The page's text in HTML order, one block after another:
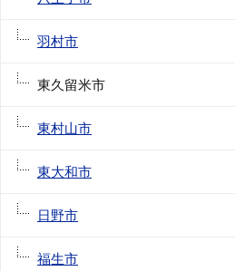
羽村市
東久留米市
東村山市
東大和市
日野市
福生市